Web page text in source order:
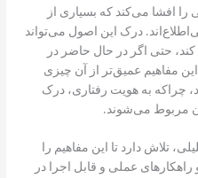
را افشا می‌کند که بسیاری از
درک این اصول می‌تواند
حتی اگر در حال حاضر در
مفاهیم عمیق‌تر از آن چیزی
چراکه به هویت رفتاری، درک
مربوط می‌شوند.
تلاش دارد تا این مفاهیم را
عملی و قابل اجرا در